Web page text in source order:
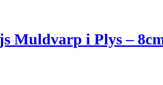
Muldvarp i Plys –